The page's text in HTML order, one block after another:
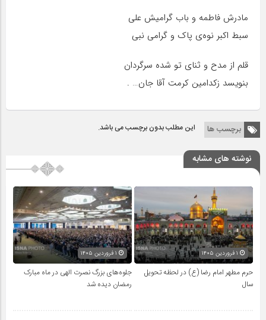
مادرش فاطمه و باب گرامیش علی
سبط اکبر نوه‌ی پاک و گرامی نبی
قلم از مدح و ثنای تو شده سرگردان
بنویسد زکدامین کرمت آقا جان… .
برچسب ها این مطلب بدون برچسب می باشد.
نوشته های مشابه
حرم مطهر امام رضا (ع) در لحظه تحویل
سال
جلوه‌های بزرگ نصرت الهی در ماه مبارک
رمضان دیده شد